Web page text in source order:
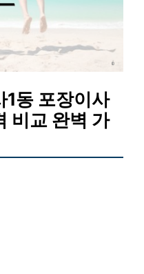
1동 포장이사
비교 완벽 가